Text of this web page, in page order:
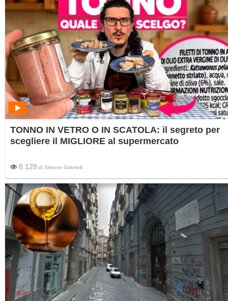
TONNO IN VETRO O IN SCATOLA: il segreto per
scegliere il MIGLIORE al supermercato
8.128 di Simone Gabrielli